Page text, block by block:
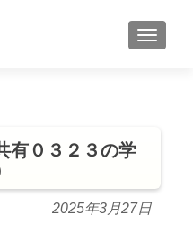
MENU
有０３２３の学
2025年3月27日